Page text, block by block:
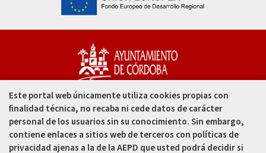
Capitulares, 1. 14002
Córdoba - España
957 49 99 00
Este portal web únicamente utiliza cookies propias con
finalidad técnica, no recaba ni cede datos de carácter
personal de los usuarios sin su conocimiento. Sin embargo,
contiene enlaces a sitios web de terceros con políticas de
privacidad ajenas a la de la AEPD que usted podrá decidir si